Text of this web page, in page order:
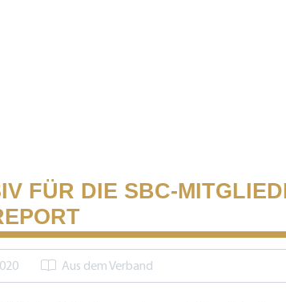
FÜR DIE SBC-
Aus dem Verband